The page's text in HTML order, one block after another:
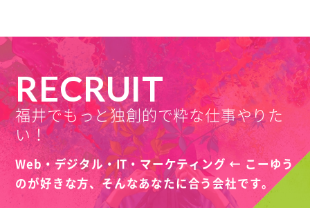
RECRUIT
福井でもっと独創的で粋な仕事やりた
い！
Web・デジタル・IT・マーケティング ← こーゆう
のが好きな方、そんなあなたに合う会社です。